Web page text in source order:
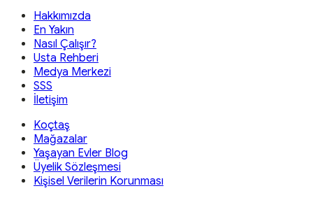
Hakkımızda
En Yakın
Nasıl Çalışır?
Usta Rehberi
Medya Merkezi
SSS
İletişim
Koçtaş
Mağazalar
Yaşayan Evler Blog
Üyelik Sözleşmesi
Kişisel Verilerin Korunması